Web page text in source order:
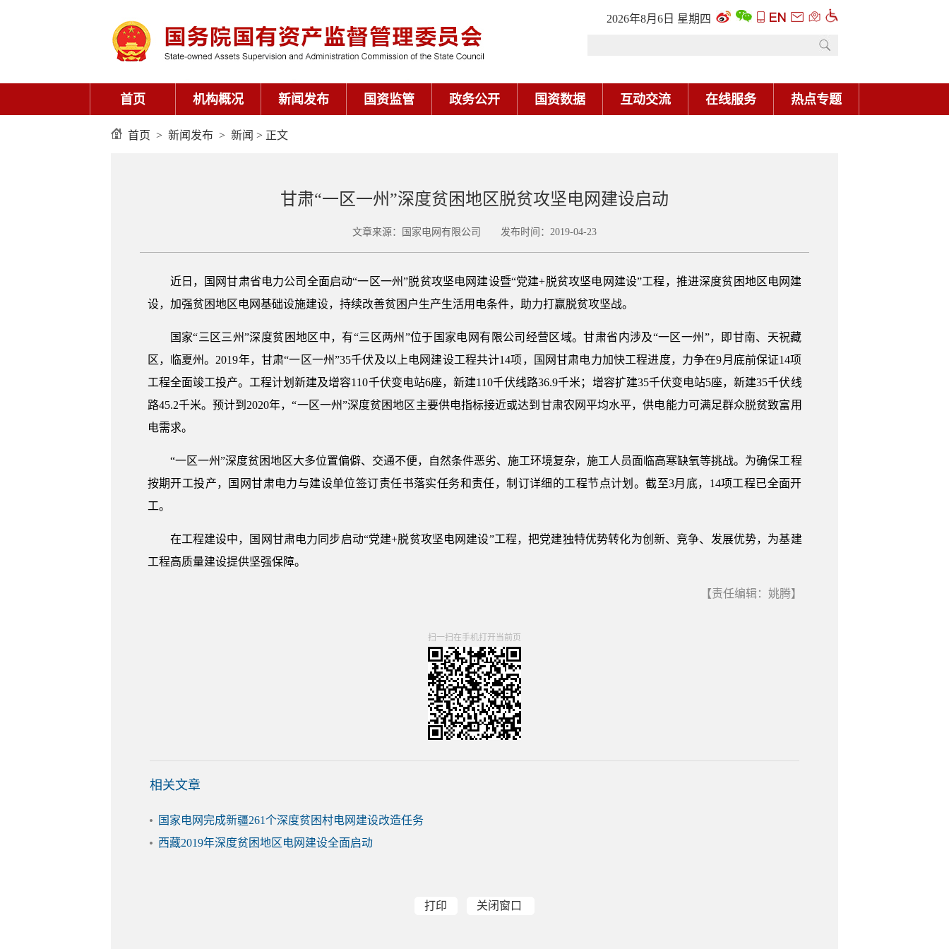
2026年8月6日 星期四
首页 机构概况 新闻发布 国资监管 政务公开 国资数据 互动交流 在线服务 热点专题
首页 > 新闻发布 > 新闻 > 正文
甘肃“一区一州”深度贫困地区脱贫攻坚电网建设启动
文章来源：国家电网有限公司 发布时间：2019-04-23
近日，国网甘肃省电力公司全面启动“一区一州”脱贫攻坚电网建设暨“党建+脱贫攻坚电网建设”工程，推进深度贫困地区电网建
设，加强贫困地区电网基础设施建设，持续改善贫困户生产生活用电条件，助力打赢脱贫攻坚战。
国家“三区三州”深度贫困地区中，有“三区两州”位于国家电网有限公司经营区域。甘肃省内涉及“一区一州”，即甘南、天祝藏
区，临夏州。2019年，甘肃“一区一州”35千伏及以上电网建设工程共计14项，国网甘肃电力加快工程进度，力争在9月底前保证14项
工程全面竣工投产。工程计划新建及增容110千伏变电站6座，新建110千伏线路36.9千米；增容扩建35千伏变电站5座，新建35千伏线
路45.2千米。预计到2020年，“一区一州”深度贫困地区主要供电指标接近或达到甘肃农网平均水平，供电能力可满足群众脱贫致富用
电需求。
“一区一州”深度贫困地区大多位置偏僻、交通不便，自然条件恶劣、施工环境复杂，施工人员面临高寒缺氧等挑战。为确保工程
按期开工投产，国网甘肃电力与建设单位签订责任书落实任务和责任，制订详细的工程节点计划。截至3月底，14项工程已全面开
工。
在工程建设中，国网甘肃电力同步启动“党建+脱贫攻坚电网建设”工程，把党建独特优势转化为创新、竞争、发展优势，为基建
工程高质量建设提供坚强保障。
【责任编辑：姚腾】
扫一扫在手机打开当前页
相关文章
国家电网完成新疆261个深度贫困村电网建设改造任务
西藏2019年深度贫困地区电网建设全面启动
打印 关闭窗口